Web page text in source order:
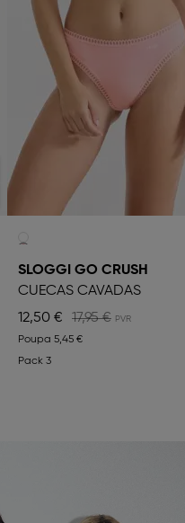
SLOGGI GO CRUSH
CUECAS CAVADAS
12,50 €
17,95 €
Poupa 5,45 €
Pack 3